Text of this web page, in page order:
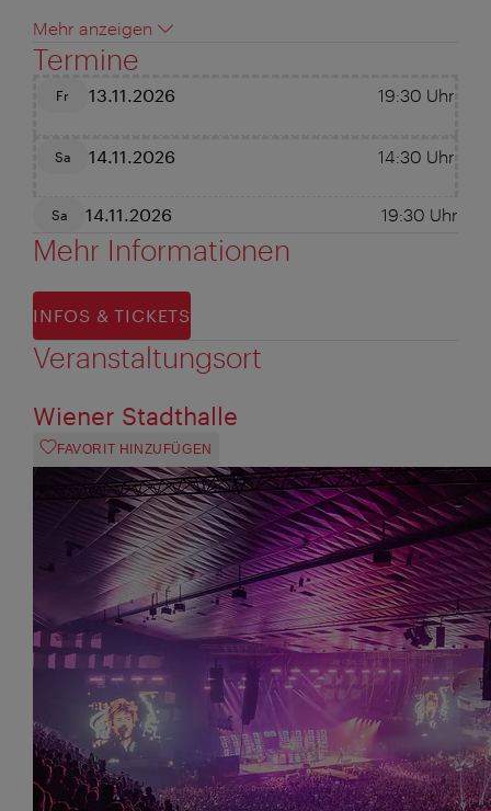
Mehr anzeigen
Termine
Fr 13.11.2026 19:30 Uhr
Sa 14.11.2026 14:30 Uhr
Sa 14.11.2026 19:30 Uhr
Mehr Informationen
INFOS & TICKETS
Veranstaltungsort
Wiener Stadthalle
FAVORIT HINZUFÜGEN